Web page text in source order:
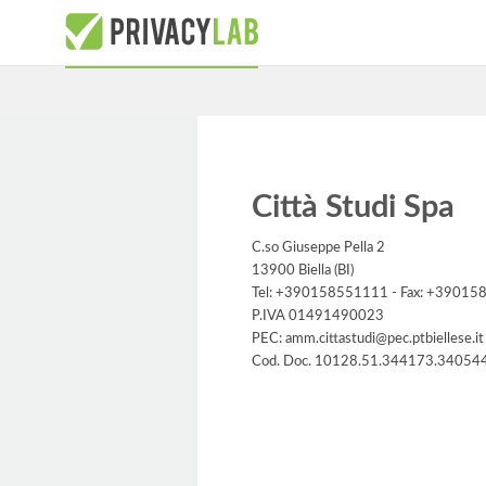
Città Studi Spa
C.so Giuseppe Pella 2
13900 Biella (BI)
Tel: +390158551111 - Fax:
P.IVA 01491490023
PEC: amm.cittastudi@pec.ptbiellese.it
Cod. Doc.